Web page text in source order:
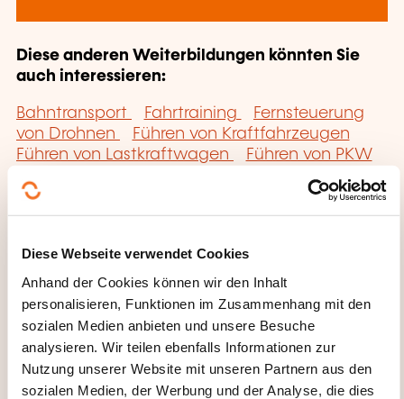
Diese Webseite verwendet Cookies
Anhand der Cookies können wir den Inhalt
personalisieren, Funktionen im Zusammenhang mit den
sozialen Medien anbieten und unsere Besuche
analysieren. Wir teilen ebenfalls Informationen zur
Nutzung unserer Website mit unseren Partnern aus den
sozialen Medien, der Werbung und der Analyse, die dies
Diese anderen Weiterbildungen könnten Sie
auch interessieren:
Bahntransport Fahrtraining
Fernsteuerung
von Drohnen
Führen von Kraftfahrzeugen
Führen von Lastkraftwagen
Führen von PKW
Gefahrguttransport
Internationaler Warentransport
Logistik
Luftfracht
Lufttransport
Ökonomisches
Transportsicherheit
Verwaltung Fuhrpark
Warentransport
Zollverfahren